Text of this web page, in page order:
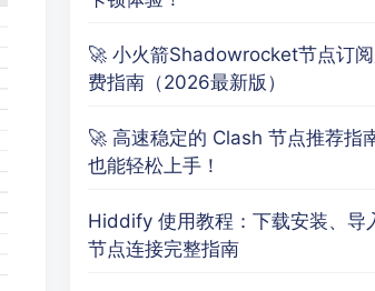
🚀 小火箭Shadowrocket节点订
费指南（2026最新版）
🚀 高速稳定的 Clash 节点推荐指
也能轻松上手！
Hiddify 使用教程：下载安装、导
节点连接完整指南